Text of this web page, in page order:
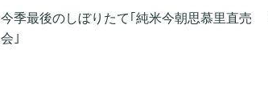
今季最後のしぼりたて｢純米今朝思慕里直売
会｣